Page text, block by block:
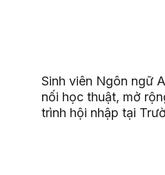
Sinh viên Ngôn ngữ
nối học thuật, mở
trình hội nhập tại